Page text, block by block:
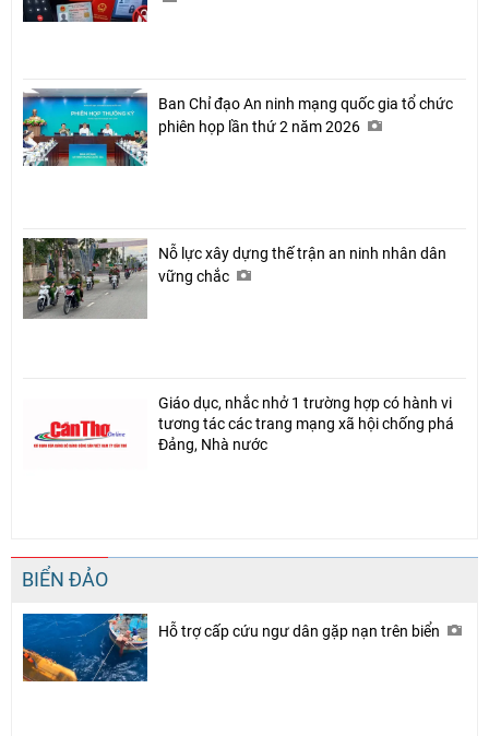
Ban Chỉ đạo An ninh mạng quốc gia tổ chức
phiên họp lần thứ 2 năm 2026
Nỗ lực xây dựng thế trận an ninh nhân dân
vững chắc
Giáo dục, nhắc nhở 1 trường hợp có hành vi
tương tác các trang mạng xã hội chống phá
Đảng, Nhà nước
BIỂN ĐẢO
Hỗ trợ cấp cứu ngư dân gặp nạn trên biển